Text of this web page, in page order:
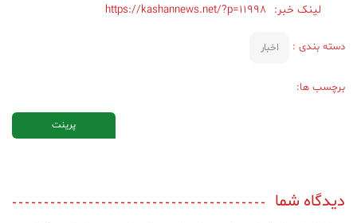
لینک خبر: https://kashannews.net/?p=11998
دسته بندی : اخبار
برچسب ها:
پرینت
دیدگاه شما